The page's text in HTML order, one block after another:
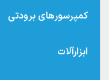
کمپرسورهای برودتی
ابزارآلات